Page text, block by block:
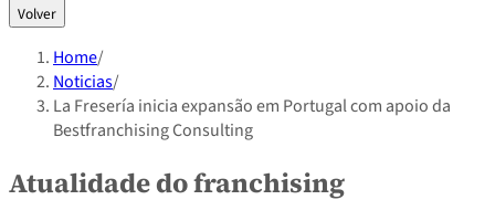
Volver
Home/
Noticias/
La Fresería inicia expansão em Portugal com apoio da
Bestfranchising Consulting
Atualidade do franchising